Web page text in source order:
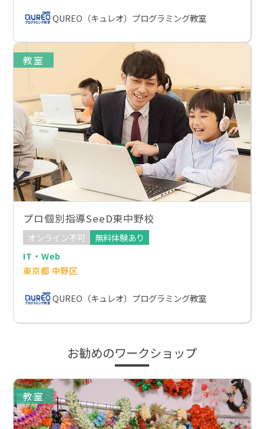
QUREO（キュレオ）プログラミング教室
教室
プロ個別指導SeeD東中野校
オンライン不可
無料体験あり
IT・Web
東京都 中野区
QUREO（キュレオ）プログラミング教室
お勧めのワークショップ
教室